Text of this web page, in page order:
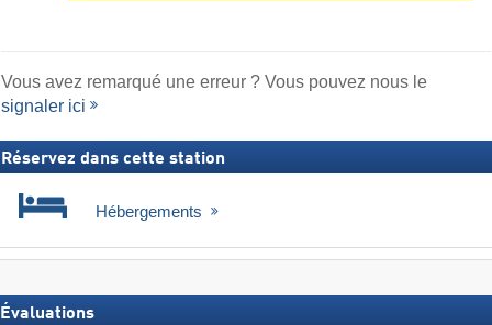
Vous avez remarqué une erreur ? Vous pouvez nous le
signaler ici
Réservez dans cette station
Hébergements
Évaluations